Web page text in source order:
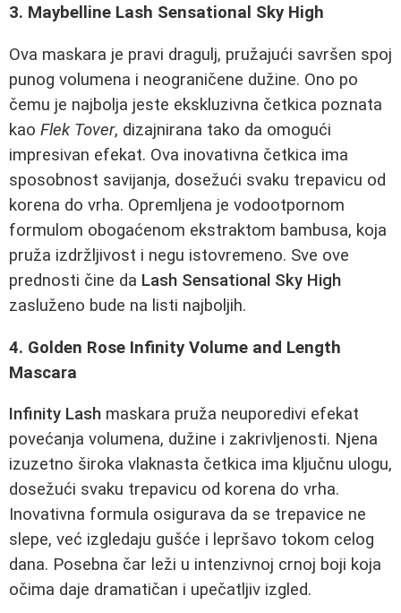
3. Maybelline Lash Sensational Sky High
Ova maskara je pravi dragulj, pružajući savršen spoj
punog volumena i neograničene dužine. Ono po
čemu je najbolja jeste ekskluzivna četkica poznata
kao Flek Tover, dizajnirana tako da omogući
impresivan efekat. Ova inovativna četkica ima
sposobnost savijanja, dosežući svaku trepavicu od
korena do vrha. Opremljena je vodootpornom
formulom obogaćenom ekstraktom bambusa, koja
pruža izdržljivost i negu istovremeno. Sve ove
prednosti čine da Lash Sensational Sky High
zasluženo bude na listi najboljih.
4. Golden Rose Infinity Volume and Length
Mascara
Infinity Lash maskara pruža neuporedivi efekat
povećanja volumena, dužine i zakrivljenosti. Njena
izuzetno široka vlaknasta četkica ima ključnu ulogu,
dosežući svaku trepavicu od korena do vrha.
Inovativna formula osigurava da se trepavice ne
slepe, već izgledaju gušće i lepršavo tokom celog
dana. Posebna čar leži u intenzivnoj crnoj boji koja
očima daje dramatičan i upečatljiv izgled.